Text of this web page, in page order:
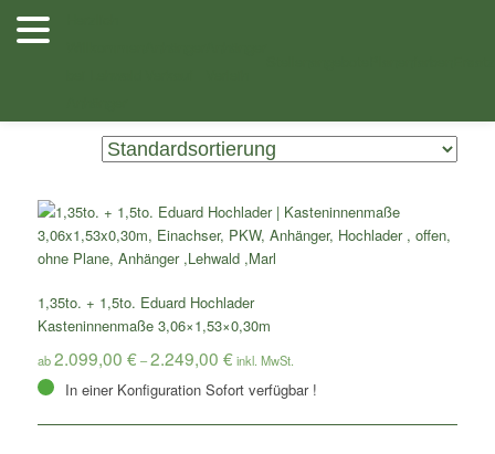
Zum
Inhalt
Zum
sekundären
Shop
1,35to. + 1,5to. Eduard Hochlader
Kasteninnenmaße 3,06×1,53×0,30m
ab2.099,00€–2.249,00€
In einer Konfiguration Sofort verfügbar !